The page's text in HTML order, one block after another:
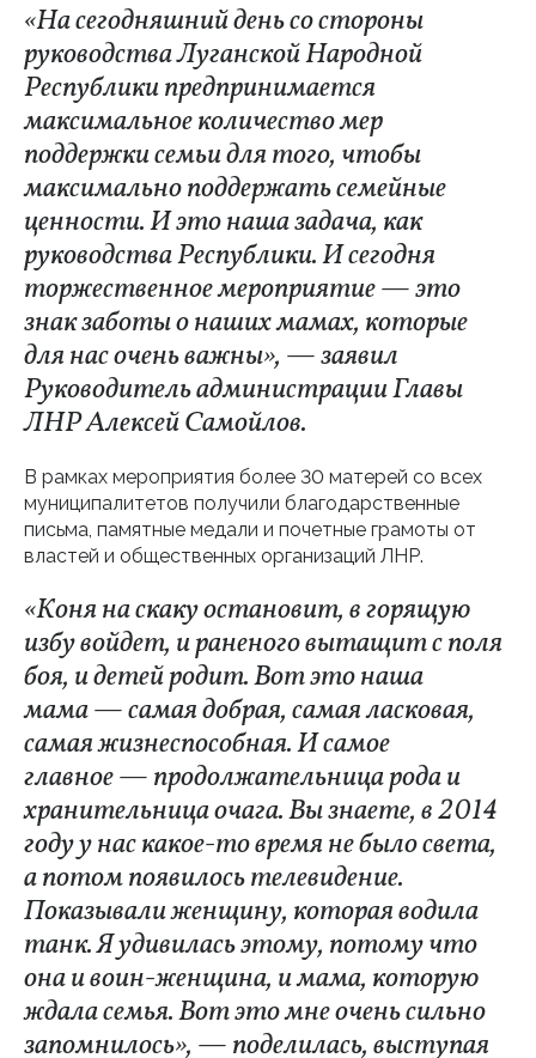
«На сегодняшний день со стороны
руководства Луганской Народной
Республики предпринимается
максимальное количество мер
поддержки семьи для того, чтобы
максимально поддержать семейные
ценности. И это наша задача, как
руководства Республики. И сегодня
торжественное мероприятие — это
знак заботы о наших мамах, которые
для нас очень важны», — заявил
Руководитель администрации Главы
ЛНР Алексей Самойлов.
В рамках мероприятия более 30 матерей со всех
муниципалитетов получили благодарственные
письма, памятные медали и почетные грамоты от
властей и общественных организаций ЛНР.
«Коня на скаку остановит, в горящую
избу войдет, и раненого вытащит с поля
боя, и детей родит. Вот это наша
мама — самая добрая, самая ласковая,
самая жизнеспособная. И самое
главное — продолжательница рода и
хранительница очага. Вы знаете, в 2014
году у нас какое-то время не было света,
а потом появилось телевидение.
Показывали женщину, которая водила
танк. Я удивилась этому, потому что
она и воин-женщина, и мама, которую
ждала семья. Вот это мне очень сильно
запомнилось», — поделилась, выступая